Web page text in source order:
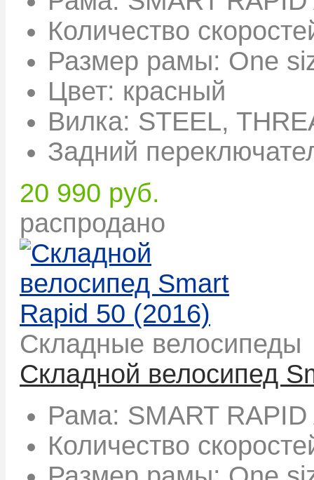
Количество
Размер рамы: One
Цвет: красный
Вилка: STEEL,
Задний
20 990 руб.
распродано
Складные велосипеды
Складной велосипед
Рама: SMART
Количество